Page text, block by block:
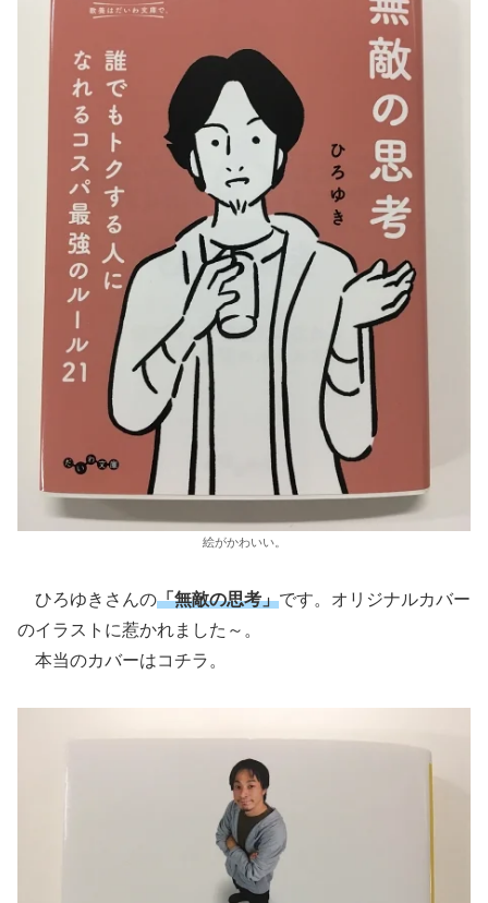
絵がかわいい。
ひろゆきさんの「無敵の思考」です。オリジナルカバー
のイラストに惹かれました～。
本当のカバーはコチラ。